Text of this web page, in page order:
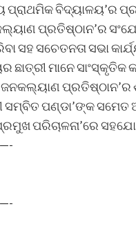
ପ୍ରାଥମିକ ବିଦ୍ୟାଳୟ’ର
ପ୍ରତିଷ୍ଠାନ’ର
ସହ ସଚେତନତା ସଭା
ଛାତ୍ରୀ ମାନେ
ପ୍ରତିଷ୍ଠାନ’ର
ସମ୍ବିତ ପଣ୍ଡା’ଙ୍କ ସମେତ
ପରିଚାଳନା’ରେ